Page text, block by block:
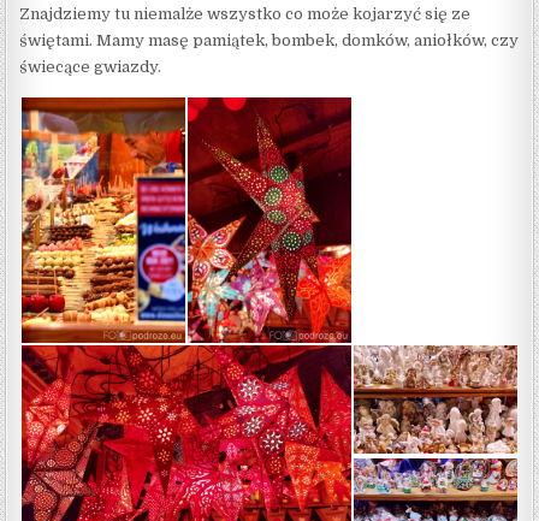
Znajdziemy tu niemalże wszystko co może kojarzyć się ze
świętami. Mamy masę pamiątek, bombek, domków, aniołków, czy
świecące gwiazdy.